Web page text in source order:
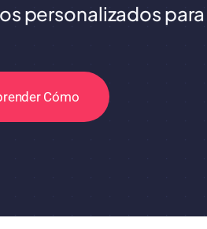
personalizados para
Cómo